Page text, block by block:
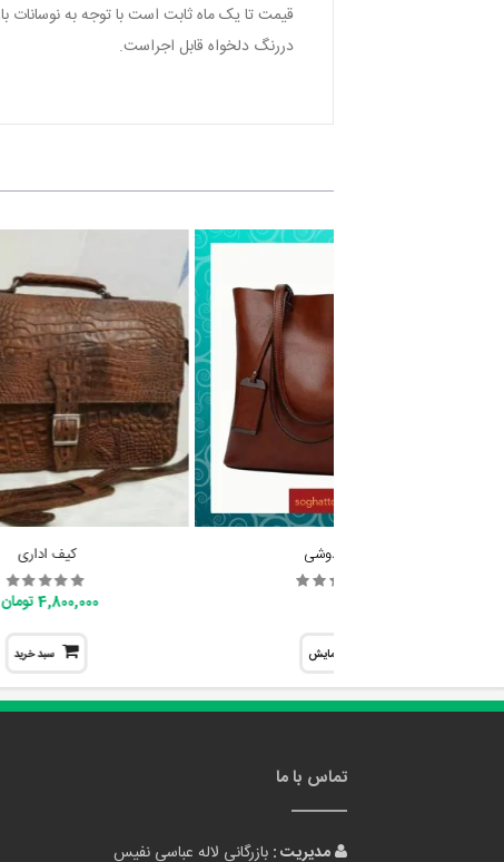
قیمت تا یک ماه ثابت است با توجه به نوسانات
دررنگ دلخواه قابل اجراست.
ساک دوشی
نمایش
کیف اداری
4,800,000 تومان
سبد خرید
تماس با ما
مدیریت : بازرگانی لاله عباسی نفیس